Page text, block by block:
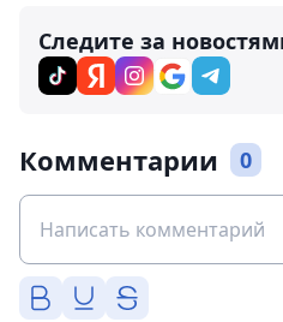
Следите за
Комментарии 0